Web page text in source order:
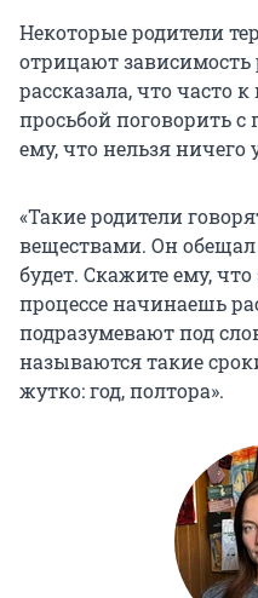
Некоторые родители
отрицают зависимость
рассказала, что часто
просьбой поговорить
ему, что нельзя ничего
«Такие родители
веществами. Он обещал
будет. Скажите ему, что
процессе начинаешь
подразумевают под
называются такие
жутко: год, полтора».